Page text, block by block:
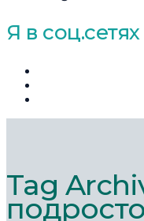
Я в соц.сетях
Tag